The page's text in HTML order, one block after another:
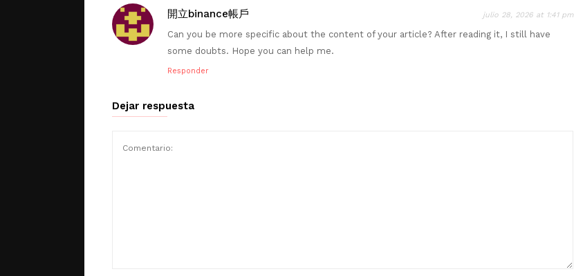
開立binance帳戶 julio 28, 2026 at 1:41 pm
Can you be more specific about the content of your article? After reading it, I still have
some doubts. Hope you can help me.
Responder
Dejar respuesta